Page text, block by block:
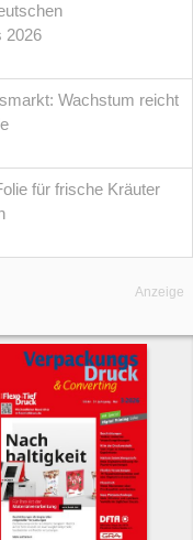
2026
Wachstum reicht
für frische Kräuter
Anzeige